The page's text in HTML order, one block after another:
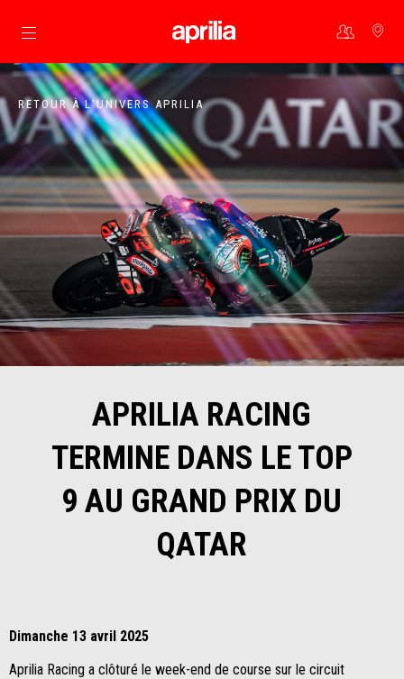
Aller au contenu principal
RETOUR À L'UNIVERS APRILIA
APRILIA RACING
TERMINE DANS LE TOP
9 AU GRAND PRIX DU
QATAR
Dimanche 13 avril 2025
Aprilia Racing a clôturé le week-end de course sur le circuit